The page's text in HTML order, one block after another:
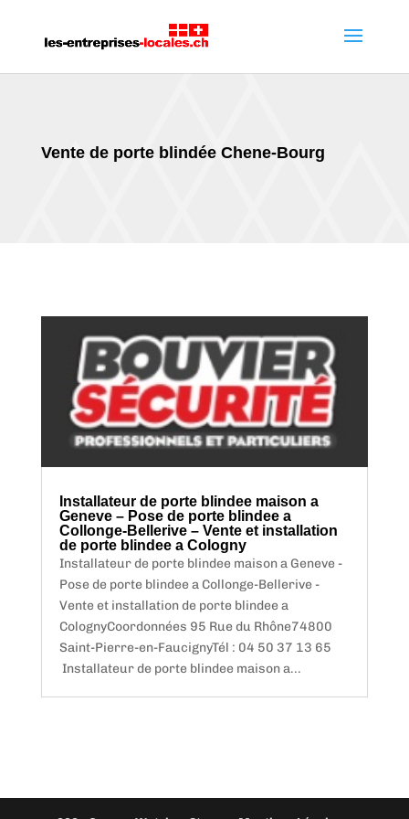
Vente de porte blindée Chene-Bourg
Installateur de porte blindee maison a
Geneve – Pose de porte blindee a
Collonge-Bellerive – Vente et installation
de porte blindee a Cologny
Installateur de porte blindee maison a Geneve -
Pose de porte blindee a Collonge-Bellerive -
Vente et installation de porte blindee a
ColognyCoordonnées 95 Rue du Rhône74800
Saint-Pierre-en-FaucignyTél : 04 50 37 13 65
Installateur de porte blindee maison a...